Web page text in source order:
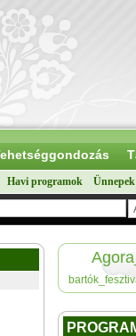
Havi programok Ünnepek